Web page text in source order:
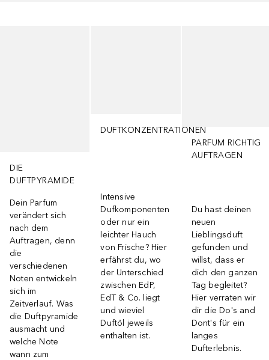
DIE
DUFTPYRAMIDE
Dein Parfum
verändert sich
nach dem
Auftragen, denn
die
verschiedenen
Noten entwickeln
sich im
Zeitverlauf. Was
die Duftpyramide
ausmacht und
welche Note
wann zum
DUFTKONZENTRATIONEN
Intensive
Dufkomponenten
oder nur ein
leichter Hauch
von Frische? Hier
erfährst du, wo
der Unterschied
zwischen EdP,
EdT & Co. liegt
und wieviel
Duftöl jeweils
enthalten ist.
PARFUM RICHTIG
AUFTRAGEN
Du hast deinen
neuen
Lieblingsduft
gefunden und
willst, dass er
dich den ganzen
Tag begleitet?
Hier verraten wir
dir die Do's and
Dont's für ein
langes
Dufterlebnis.